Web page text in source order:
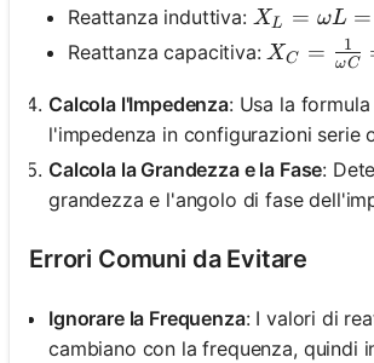
Reattanza induttiva: X_L =
XL = ωL =
Reattanza capacitiva:X_C =
XC = ωC
1
Calcola l'Impedenza: Usa la
l'impedenza in configurazioni serie
Calcola la Grandezza e la Fase:
grandezza e l'angolo di fase
Errori Comuni da Evitare
Ignorare la Frequenza: I valori di
cambiano con la frequenza, quindi